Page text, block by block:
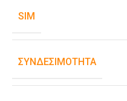
SIM
ΣΥΝΔΕΣΙΜΌΤΗΤΑ